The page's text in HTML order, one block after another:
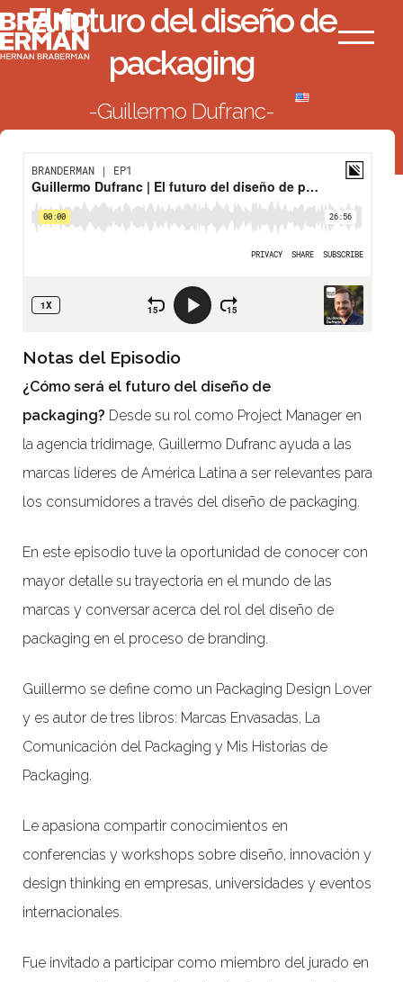
Ir
al
Branderman
Menú
El futuro del diseño de
packaging
Guillermo Dufranc
Notas del Episodio
¿Cómo será el futuro del diseño de
packaging? Desde su rol como Project Manager en
la agencia tridimage, Guillermo Dufranc ayuda a las
marcas líderes de América Latina a ser relevantes para
los consumidores a través del diseño de packaging.
En este episodio tuve la oportunidad de conocer con
mayor detalle su trayectoria en el mundo de las
marcas y conversar acerca del rol del diseño de
packaging en el proceso de branding.
Guillermo se define como un Packaging Design Lover
y es autor de tres libros: Marcas Envasadas, La
Comunicación del Packaging y Mis Historias de
Packaging.
Le apasiona compartir conocimientos en
conferencias y workshops sobre diseño, innovación y
design thinking en empresas, universidades y eventos
internacionales.
Fue invitado a participar como miembro del jurado en